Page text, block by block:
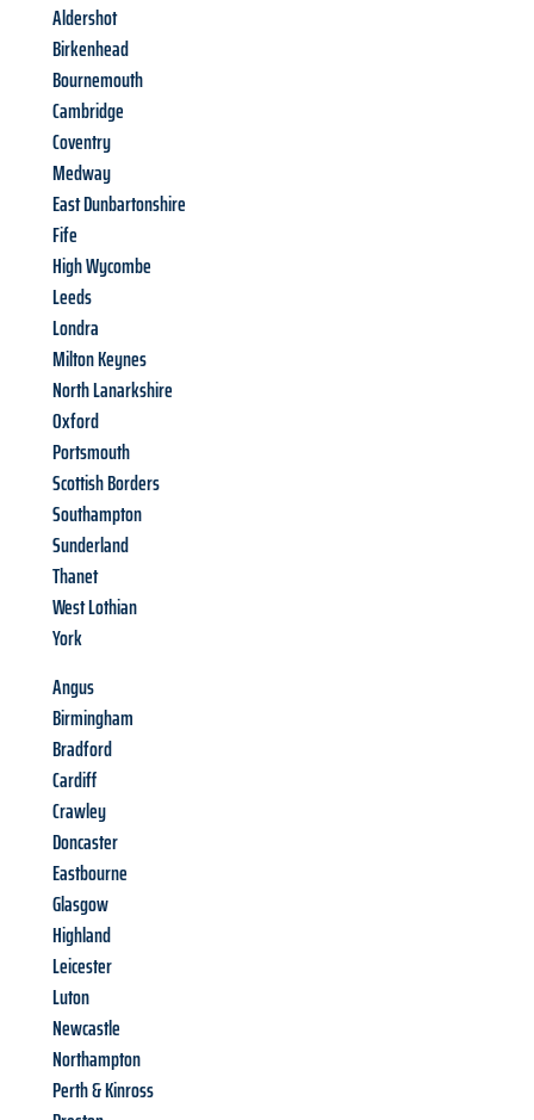
Aldershot
Birkenhead
Bournemouth
Cambridge
Coventry
Medway
East Dunbartonshire
Fife
High Wycombe
Leeds
Londra
Milton Keynes
North Lanarkshire
Oxford
Portsmouth
Scottish Borders
Southampton
Sunderland
Thanet
West Lothian
York
Angus
Birmingham
Bradford
Cardiff
Crawley
Doncaster
Eastbourne
Glasgow
Highland
Leicester
Luton
Newcastle
Northampton
Perth & Kinross